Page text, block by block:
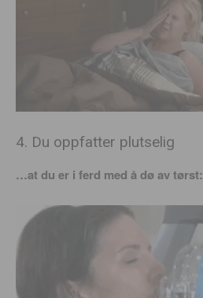
4. Du oppfatter plutselig
…at du er i ferd med å dø av tørst: